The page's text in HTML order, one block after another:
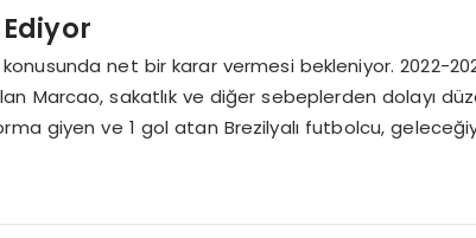
net bir karar vermesi bekleniyor. 2022-
Marcao, sakatlık ve diğer sebeplerden dolayı
giyen ve 1 gol atan Brezilyalı futbolcu,